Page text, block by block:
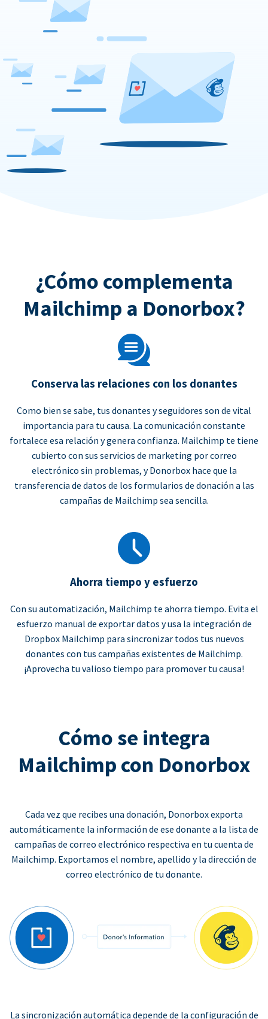
¿Cómo complementa
Mailchimp a Donorbox?
Conserva las relaciones con los donantes
Como bien se sabe, tus donantes y seguidores son de vital
importancia para tu causa. La comunicación constante
fortalece esa relación y genera confianza. Mailchimp te tiene
cubierto con sus servicios de marketing por correo
electrónico sin problemas, y Donorbox hace que la
transferencia de datos de los formularios de donación a las
campañas de Mailchimp sea sencilla.
Ahorra tiempo y esfuerzo
Con su automatización, Mailchimp te ahorra tiempo. Evita el
esfuerzo manual de exportar datos y usa la integración de
Dropbox Mailchimp para sincronizar todos tus nuevos
donantes con tus campañas existentes de Mailchimp.
¡Aprovecha tu valioso tiempo para promover tu causa!
Cómo se integra
Mailchimp con Donorbox
Cada vez que recibes una donación, Donorbox exporta
automáticamente la información de ese donante a la lista de
campañas de correo electrónico respectiva en tu cuenta de
Mailchimp. Exportamos el nombre, apellido y la dirección de
correo electrónico de tu donante.
La sincronización automática depende de la configuración de